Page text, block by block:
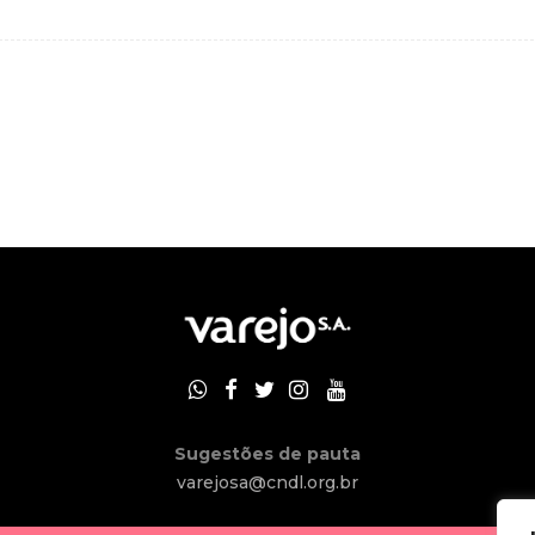
Sugestões de pauta
varejosa@cndl.org.br